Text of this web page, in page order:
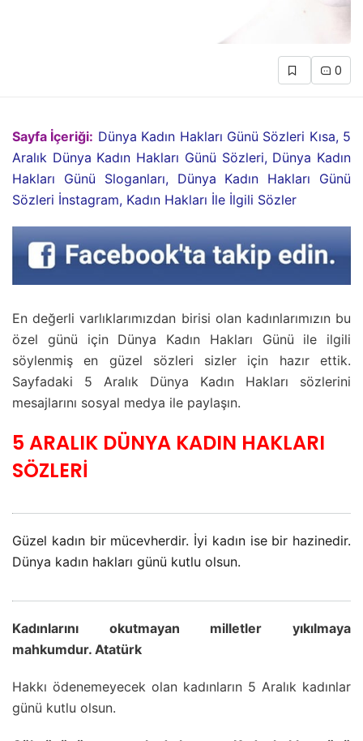
0
Sayfa İçeriği: Dünya Kadın Hakları Günü Sözleri Kısa, 5
Aralık Dünya Kadın Hakları Günü Sözleri, Dünya Kadın
Hakları Günü Sloganları, Dünya Kadın Hakları Günü
Sözleri İnstagram, Kadın Hakları İle İlgili Sözler
En değerli varlıklarımızdan birisi olan kadınlarımızın bu
özel günü için Dünya Kadın Hakları Günü ile ilgili
söylenmiş en güzel sözleri sizler için hazır ettik.
Sayfadaki 5 Aralık Dünya Kadın Hakları sözlerini
mesajlarını sosyal medya ile paylaşın.
5 ARALIK DÜNYA KADIN HAKLARI
SÖZLERİ
Güzel kadın bir mücevherdir. İyi kadın ise bir hazinedir.
Dünya kadın hakları günü kutlu olsun.
Kadınlarını okutmayan milletler yıkılmaya
mahkumdur. Atatürk
Hakkı ödenemeyecek olan kadınların 5 Aralık kadınlar
günü kutlu olsun.